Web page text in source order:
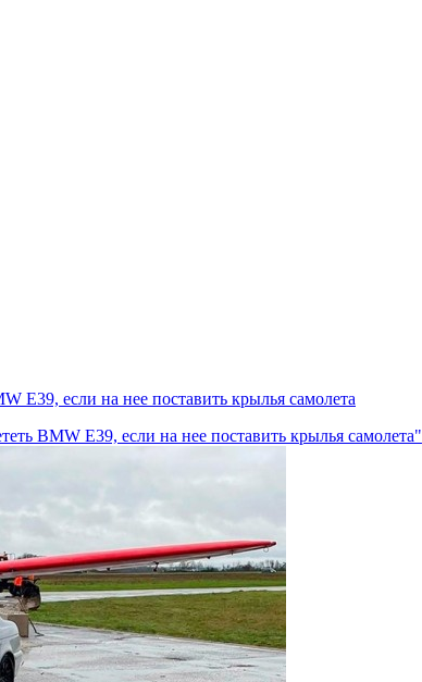
E39, если на нее поставить крылья самолета
BMW E39, если на нее поставить крылья самолета"